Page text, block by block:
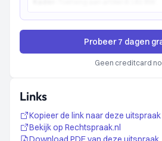
Probeer 7 dagen
Geen creditcard
Links
Kopieer de link naar deze uitspraak
Bekijk op Rechtspraak.nl